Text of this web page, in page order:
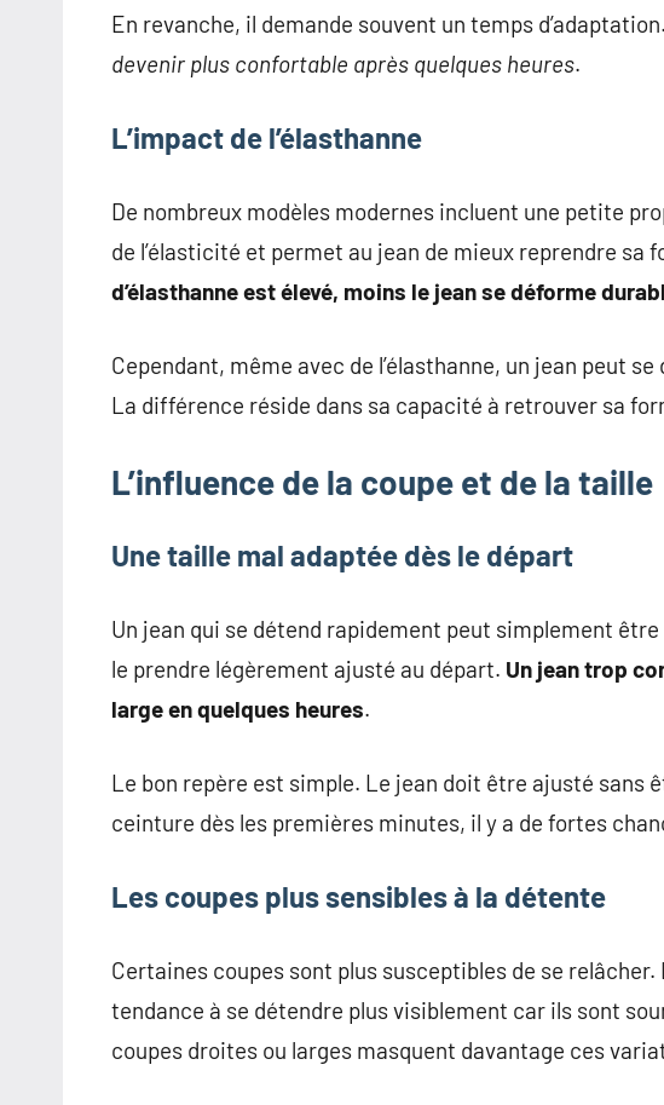
En revanche, il demande souvent un temps d’adaptation.
devenir plus confortable après quelques heures.
L’impact de l’élasthanne
De nombreux modèles modernes incluent une petite
de l’élasticité et permet au jean de mieux reprendre sa
d’élasthanne est élevé, moins le jean se déforme
Cependant, même avec de l’élasthanne, un jean peut
La différence réside dans sa capacité à retrouver sa
L’influence de la coupe et de la taille
Une taille mal adaptée dès le départ
Un jean qui se détend rapidement peut simplement être
le prendre légèrement ajusté au départ. Un jean trop
large en quelques heures.
Le bon repère est simple. Le jean doit être ajusté sans
ceinture dès les premières minutes, il y a de fortes
Les coupes plus sensibles à la détente
Certaines coupes sont plus susceptibles de se
tendance à se détendre plus visiblement car ils sont
coupes droites ou larges masquent davantage ces